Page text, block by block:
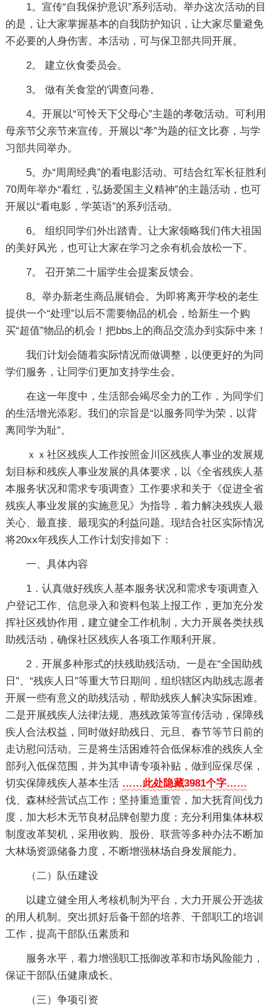
1。宣传“自我保护意识”系列活动。举办这次活动的目
的是，让大家掌握基本的自我防护知识，让大家尽量避免
不必要的人身伤害。本活动，可与保卫部共同开展。
2。 建立伙食委员会。
3。 做有关食堂的'调查问卷。
4。开展以“可怜天下父母心”主题的孝敬活动。可利用
母亲节父亲节来宣传。开展以“孝”为题的征文比赛，与学
习部共同举办。
5。办“周周经典”的看电影活动。可结合红军长征胜利
70周年举办“看红，弘扬爱国主义精神”的主题活动，也可
开展以“看电影，学英语”的系列活动。
6。 组织同学们外出踏青。让大家领略我们伟大祖国
的美好风光，也可让大家在学习之余有机会放松一下。
7。 召开第二十届学生会提案反馈会。
8。举办新老生商品展销会。为即将离开学校的老生
提供一个“处理”以后不需要物品的机会，给新生一个购
买“超值”物品的机会！把bbs上的商品交流办到实际中来！
我们计划会随着实际情况而做调整，以便更好的为同
学们服务，让同学们更加支持学生会。
在这一年度中，生活部会竭尽全力的工作，为同学们
的生活增光添彩。我们的宗旨是“以服务同学为荣，以背
离同学为耻”。
ｘｘ社区残疾人工作按照金川区残疾人事业的发展规
划目标和残疾人事业发展的具体要求，以《全省残疾人基
本服务状况和需求专项调查》工作要求和关于《促进全省
残疾人事业发展的实施意见》为指导，着力解决残疾人最
关心、最直接、最现实的利益问题。现结合社区实际情况
将20xx年残疾人工作计划安排如下：
一、具体内容
1．认真做好残疾人基本服务状况和需求专项调查入
户登记工作、信息录入和资料包装上报工作，更加充分发
挥社区残协作用，建立健全工作机制，大力开展各类扶残
助残活动，确保社区残疾人各项工作顺利开展。
2．开展多种形式的扶残助残活动。一是在“全国助残
日”、“残疾人日”等重大节日期间，组织辖区内助残志愿者
开展一些有意义的助残活动，帮助残疾人解决实际困难。
二是开展残疾人法律法规、惠残政策等宣传活动，保障残
疾人合法权益，同时做好助残日、元旦、春节等节日前的
走访慰问活动。三是将生活困难符合低保标准的残疾人全
部列入低保范围，并为其申请专项补贴，做到应保尽保，
切实保障残疾人基本生活 ……此处隐藏3981个字……
伐、森林经营试点工作；坚持重造重管，加大抚育间伐力
度，加大杉木无节良材品牌创塑力度；充分利用集体林权
制度改革契机，采用收购、股份、联营等多种办法不断加
大林场资源储备力度，不断增强林场自身发展能力。
（二）队伍建设
以建立健全用人考核机制为平台，大力开展公开选拔
的用人机制。突出抓好后备干部的培养、干部职工的培训
工作，提高干部队伍素质和
服务水平，着力增强职工抵御改革和市场风险能力，
保证干部队伍健康成长。
（三）争项引资